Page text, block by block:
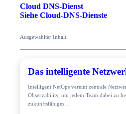
Cloud DNS-Dienst
Siehe Cloud-DNS-Dienste
Ausgewählter Inhalt
Das intelligente
Intelligent NetOps vereint zentrale
Observability, um jedem Team dabei zu
zukunftsfähiges…